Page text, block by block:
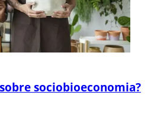
sociobioeconomia?